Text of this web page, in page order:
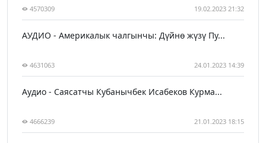
4570309 19.02.2023 21:32
АУДИО - Америкалык чалгынчы: Дүйнө жүзү Пу...
4631063 24.01.2023 14:39
Аудио - Саясатчы Кубанычбек Исабеков Курма...
4666239 21.01.2023 18:15